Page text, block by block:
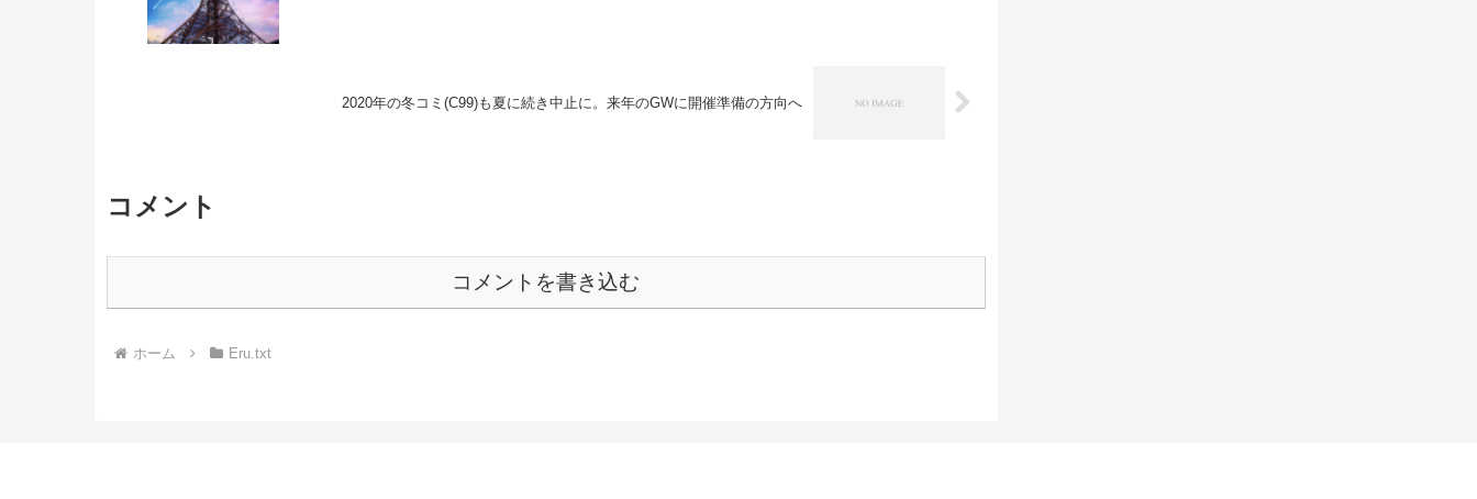
2020年の冬コミ(C99)も夏に続き中止に。来年のGWに開催準備の方向へ
コメント
コメントを書き込む
ホーム Eru.txt